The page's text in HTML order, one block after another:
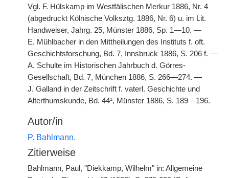
Vgl. F. Hülskamp im Westfälischen Merkur 1886, Nr. 4
(abgedruckt Kölnische Volksztg. 1886, Nr. 6) u. im Lit.
Handweiser, Jahrg. 25, Münster 1886, Sp. 1—10. —
E. Mühlbacher in den Mittheilungen des Instituts f. oft.
Geschichtsforschung, Bd. 7, Innsbruck 1886, S. 206 f. —
A. Schulte im Historischen Jahrbuch d. Görres-
Gesellschaft, Bd. 7, München 1886, S. 266—274. —
J. Galland in der Zeitschrift f. vaterl. Geschichte und
Alterthumskunde, Bd. 44¹, Münster 1886, S. 189—196.
Autor/in
P. Bahlmann.
Zitierweise
Bahlmann, Paul, "Diekkamp, Wilhelm" in: Allgemeine